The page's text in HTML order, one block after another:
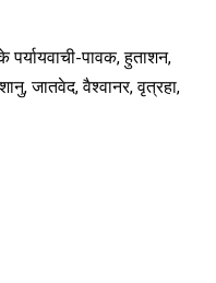
पावक, हुताशन,
जातवेद, वैश्वानर, वृत्रहा,